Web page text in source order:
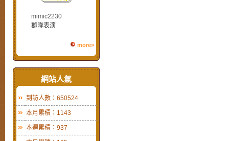
mimic2230
獅隊表演
more»
網站人氣
到訪人數：650524
本月累積：1143
本週累積：937